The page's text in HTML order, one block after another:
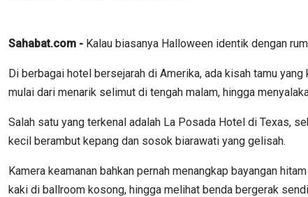
Sahabat.com - Kalau biasanya Halloween identik dengan
Di berbagai hotel bersejarah di Amerika, ada kisah tamu
mulai dari menarik selimut di tengah malam, hingga
Salah satu yang terkenal adalah La Posada Hotel di Texas,
kecil berambut kepang dan sosok biarawati yang gelisah.
Kamera keamanan bahkan pernah menangkap bayangan
kaki di ballroom kosong, hingga melihat benda bergerak